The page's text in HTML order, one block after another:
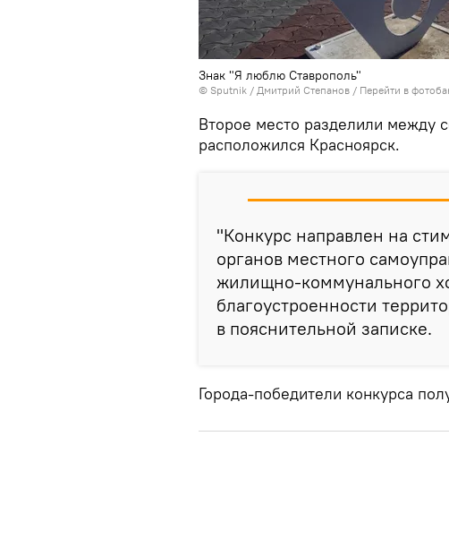
Знак "Я люблю Ставрополь"
© Sputnik / Дмитрий Степанов / Перейти в
Второе место разделили между
расположился Красноярск.
"Конкурс направлен на
органов местного
жилищно-коммунального
благоустроенности
в пояснительной записке.
Города-победители конкурса